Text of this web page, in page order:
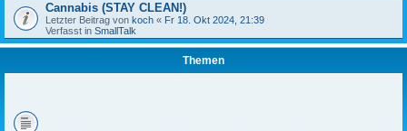
Cannabis (STAY CLEAN!)
Letzter Beitrag von koch « Fr 18. Okt 2024, 21:39
Verfasst in SmallTalk
Themen